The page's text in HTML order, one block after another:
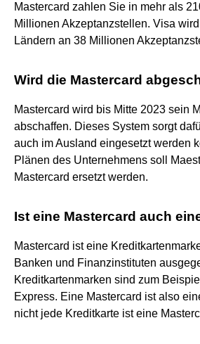
Mastercard zahlen Sie in mehr als
Millionen Akzeptanzstellen. Visa
Ländern an 38 Millionen
Wird die Mastercard
Mastercard wird bis Mitte 2023 sein
abschaffen. Dieses System sorgt
auch im Ausland eingesetzt werden
Plänen des Unternehmens soll
Mastercard ersetzt werden.
Ist eine Mastercard auch
Mastercard ist eine
Banken und Finanzinstituten
Kreditkartenmarken sind zum
Express. Eine Mastercard ist also
nicht jede Kreditkarte ist eine